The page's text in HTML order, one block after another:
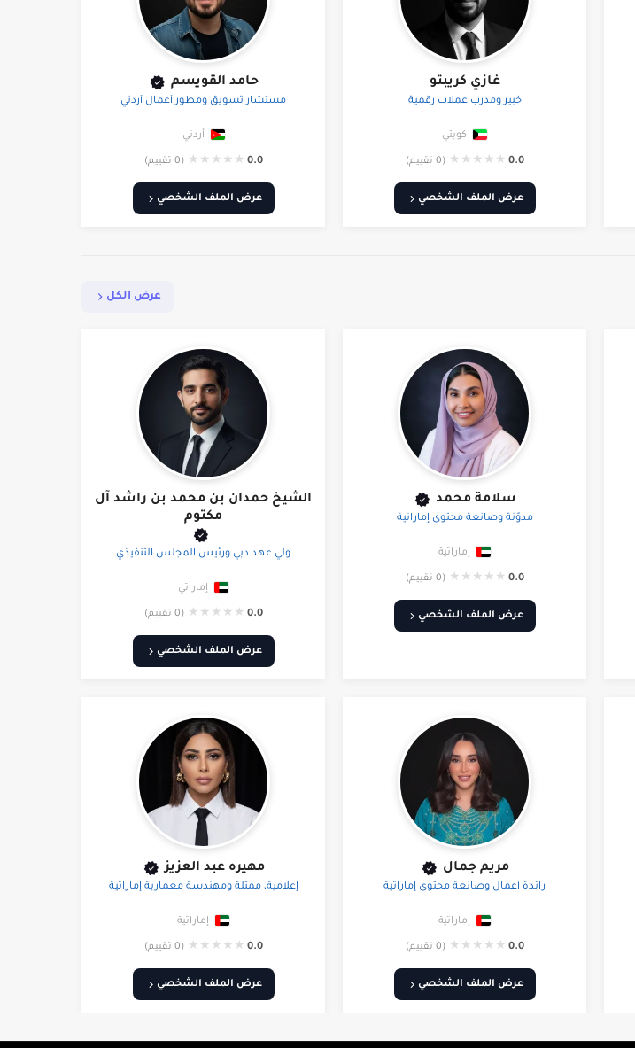
غازي كريبتو
خبير ومدرب عملات رقمية
كويتي
0.0
★
★
★
★
★ (0 تقييم)
عرض الملف الشخصي
حامد القويسم
مستشار تسويق ومطور أعمال أردني
أردني
0.0
★
★
★
★
★ (0 تقييم)
عرض الملف الشخصي
عرض الكل
سلامة محمد
مدوّنة وصانعة محتوى إماراتية
إماراتية
0.0
★
★
★
★
★ (0 تقييم)
عرض الملف الشخصي
الشيخ حمدان بن محمد بن راشد آل
مكتوم
ولي عهد دبي ورئيس المجلس التنفيذي
إماراتي
0.0
★
★
★
★
★ (0 تقييم)
عرض الملف الشخصي
مريم جمال
رائدة أعمال وصانعة محتوى إماراتية
إماراتية
0.0
★
★
★
★
★ (0 تقييم)
عرض الملف الشخصي
مهيره عبد العزيز
إعلامية، ممثلة ومهندسة معمارية إماراتية
إماراتية
0.0
★
★
★
★
★ (0 تقييم)
عرض الملف الشخصي